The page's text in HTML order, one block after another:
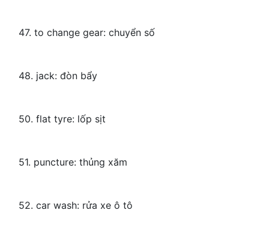
47. to change gear: chuyển số
48. jack: đòn bẩy
50. flat tyre: lốp sịt
51. puncture: thủng xăm
52. car wash: rửa xe ô tô